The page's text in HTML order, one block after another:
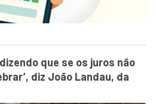
que se os juros não
diz João Landau, da